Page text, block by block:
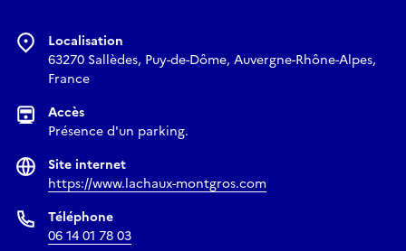
Localisation
63270 Sallèdes, Puy-de-Dôme, Auvergne-Rhône-Alpes,
France
Accès
Présence d'un parking.
Site internet
https://www.lachaux-montgros.com
Téléphone
06 14 01 78 03